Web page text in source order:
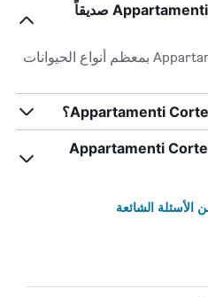
هل يعتبر Appartamenti Corte Residence صديقاً
يرحب Appartamenti Corte Residence بمعظم أنواع الحيوانات
هل تتوفر خدمة الواي فاي في Appartamenti Corte
الشائعة